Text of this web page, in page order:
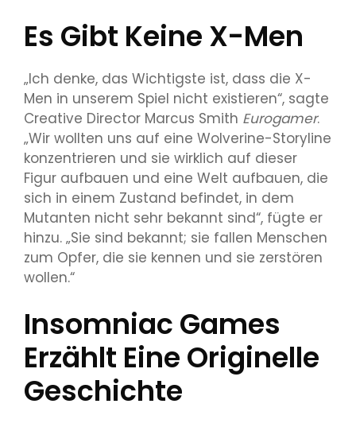
Es Gibt Keine X-Men
„Ich denke, das Wichtigste ist, dass die X-
Men in unserem Spiel nicht existieren“, sagte
Creative Director Marcus Smith Eurogamer.
„Wir wollten uns auf eine Wolverine-Storyline
konzentrieren und sie wirklich auf dieser
Figur aufbauen und eine Welt aufbauen, die
sich in einem Zustand befindet, in dem
Mutanten nicht sehr bekannt sind“, fügte er
hinzu. „Sie sind bekannt; sie fallen Menschen
zum Opfer, die sie kennen und sie zerstören
wollen.“
Insomniac Games
Erzählt Eine Originelle
Geschichte